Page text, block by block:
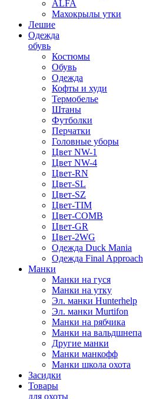
ALFA
Махокрылы утки
Лешие
Одежда
обувь
Костюмы
Обувь
Одежда
Кофты и худи
Термобелье
Штаны
Футболки
Перчатки
Головные уборы
Цвет NW-1
Цвет NW-4
Цвет-RN
Цвет-SL
Цвет-SZ
Цвет-TIM
Цвет-COMB
Цвет-GR
Цвет-2WG
Одежда Duck Mania
Одежда Final Approach
Манки
Манки на гуся
Манки на утку
Эл. манки Hunterhelp
Эл. манки Murtifon
Манки на рябчика
Манки на вальдшнепа
Другие манки
Манки манкофф
Манки школа охота
Засидки
Товары
для охоты